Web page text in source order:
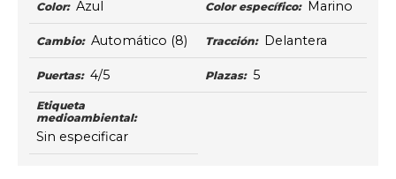
Color: Azul Color específico: Marino
Cambio: Automático (8) Tracción: Delantera
Puertas: 4/5 Plazas: 5
Etiqueta
medioambiental:
Sin especificar